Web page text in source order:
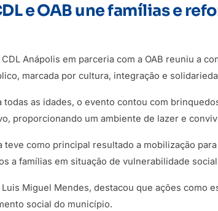
e OAB une famílias e
Anápolis em parceria com a OAB reuniu a
marcada por cultura, integração e
todas as idades, o evento contou com
proporcionando um ambiente de lazer e
teve como principal resultado a mobilização
a famílias em situação de vulnerabilidade
Miguel Mendes, destacou que ações como
social do município.